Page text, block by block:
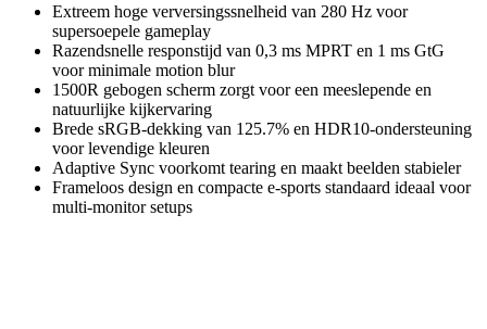
Extreem hoge verversingssnelheid van 280 Hz voor
supersoepele gameplay
Razendsnelle responstijd van 0,3 ms MPRT en 1 ms GtG
voor minimale motion blur
1500R gebogen scherm zorgt voor een meeslepende en
natuurlijke kijkervaring
Brede sRGB-dekking van 125.7% en HDR10-ondersteuning
voor levendige kleuren
Adaptive Sync voorkomt tearing en maakt beelden stabieler
Frameloos design en compacte e-sports standaard ideaal voor
multi-monitor setups